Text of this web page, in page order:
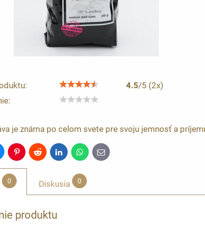
4.5/5 (2x)
je známa po celom svete pre svoju jemnosť a
PinterestReddit LinkedInWhatsApp
E-
mail
0 Diskusia 0
produktu